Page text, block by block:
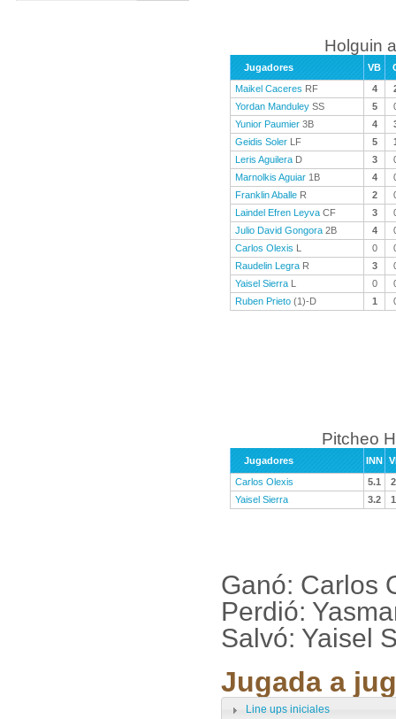
Holguin
Jugadores VB
Maikel Caceres RF 4
Yordan Manduley SS 5
Yunior Paumier 3B 4
Geidis Soler LF 5
Leris Aguilera D 3
Marnolkis Aguiar 1B 4
Franklin Aballe R 2
Laindel Efren Leyva CF 3
Julio David Gongora 2B 4
Carlos Olexis L 0
Raudelin Legra R 3
Yaisel Sierra L 0
Ruben Prieto (1)-D 1
Pitcheo
Jugadores INN
Carlos Olexis
5.1
Yaisel Sierra
3.2
Ganó: Carlos
Perdió:
Salvó: Yaisel
Jugada a
Line ups iniciales